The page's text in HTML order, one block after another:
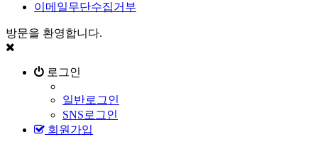
이메일무단수집거부
방문을 환영합니다.
로그인
일반로그인
SNS로그인
회원가입